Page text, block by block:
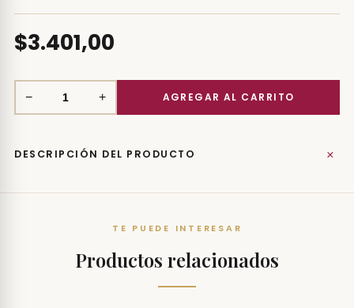
$3.401,00
− +
DESCRIPCIÓN DEL PRODUCTO +
TE PUEDE INTERESAR
Productos relacionados